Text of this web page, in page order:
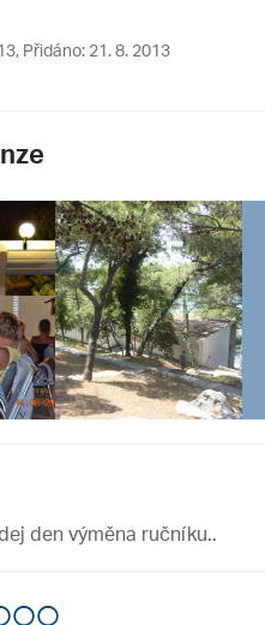
, Přidáno: 21. 8. 2013
den výměna ručníku..